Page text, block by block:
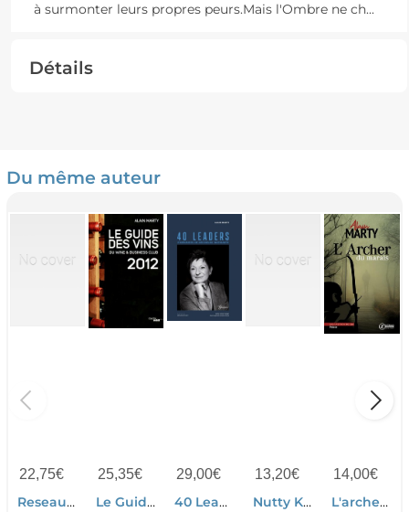
à surmonter leurs propres peurs.Mais l'Ombre ne ch...
Détails
Du même auteur
22,75€
Reseaux D'influences En Europe
25,35€
Le Guide Des Vins Du Wine & Business Club 2012
29,00€
40 Leaders : Itineraires De Decideurs Inspirants
13,20€
Nutty Kids, Forets Enchantees
14,00€
L'archer Du Marais - Roman Policier